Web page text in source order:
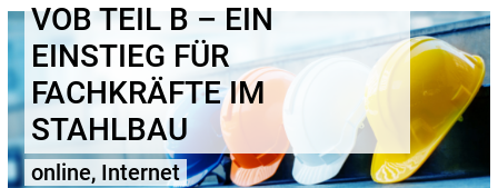
VOB TEIL B – EIN
EINSTIEG FÜR
FACHKRÄFTE IM
STAHLBAU
online, Internet